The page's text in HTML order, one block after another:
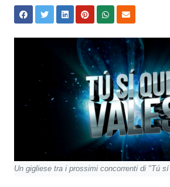
Un gigliese tra i prossimi concorrenti di "Tú